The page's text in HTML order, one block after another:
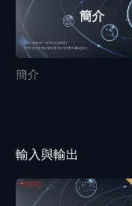
簡介
簡介
輸入與輸出